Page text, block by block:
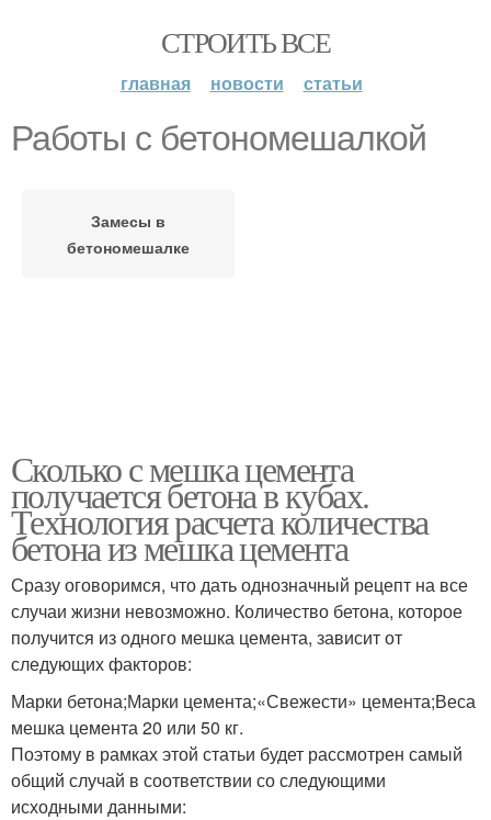
СТРОИТЬ ВСЕ
главная новости статьи
Работы с бетономешалкой
Замесы в
бетономешалке
Сколько с мешка цемента
получается бетона в кубах.
Технология расчета количества
бетона из мешка цемента
Сразу оговоримся, что дать однозначный рецепт на все
случаи жизни невозможно. Количество бетона, которое
получится из одного мешка цемента, зависит от
следующих факторов:
Марки бетона;Марки цемента;«Свежести» цемента;Веса
мешка цемента 20 или 50 кг.
Поэтому в рамках этой статьи будет рассмотрен самый
общий случай в соответствии со следующими
исходными данными: